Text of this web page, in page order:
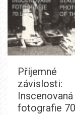
Příjemné
závislosti:
Inscenovaná
fotografie